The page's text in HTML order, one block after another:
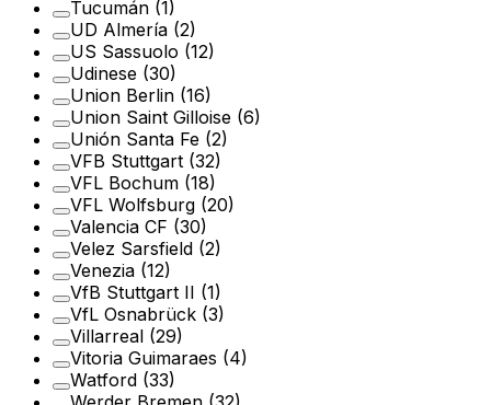
Tucumán (1)
UD Almería (2)
US Sassuolo (12)
Udinese (30)
Union Berlin (16)
Union Saint Gilloise (6)
Unión Santa Fe (2)
VFB Stuttgart (32)
VFL Bochum (18)
VFL Wolfsburg (20)
Valencia CF (30)
Velez Sarsfield (2)
Venezia (12)
VfB Stuttgart II (1)
VfL Osnabrück (3)
Villarreal (29)
Vitoria Guimaraes (4)
Watford (33)